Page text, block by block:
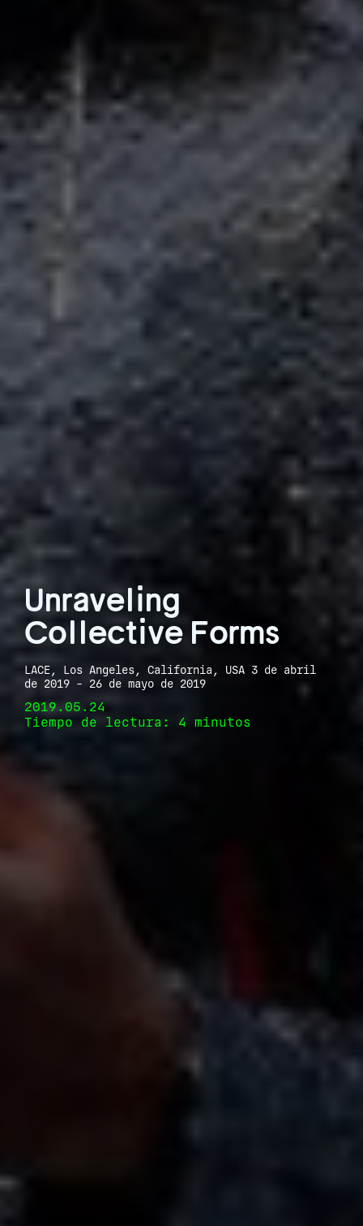
Unraveling
Collective Forms
LACE, Los Angeles, California, USA 3 de abril
de 2019 - 26 de mayo de 2019
2019.05.24
Tiempo de lectura: 4 minutos